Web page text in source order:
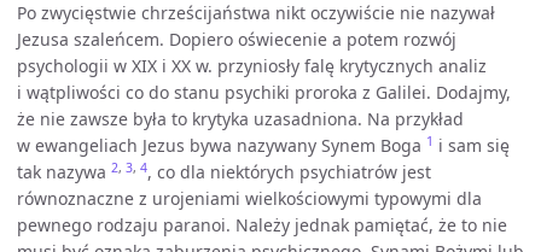
Po zwycięstwie chrześcijaństwa nikt oczywiście nie nazywał
Jezusa szaleńcem. Dopiero oświecenie a potem rozwój
psychologii w XIX i XX w. przyniosły falę krytycznych analiz
i wątpliwości co do stanu psychiki proroka z Galilei. Dodajmy,
że nie zawsze była to krytyka uzasadniona. Na przykład
w ewangeliach Jezus bywa nazywany Synem Boga 1 i sam się
tak nazywa 2, 3, 4, co dla niektórych psychiatrów jest
równoznaczne z urojeniami wielkościowymi typowymi dla
pewnego rodzaju paranoi. Należy jednak pamiętać, że to nie